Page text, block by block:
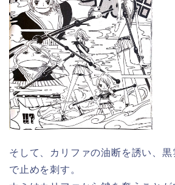
そして、カリファの油断を誘い、
で止めを刺す。